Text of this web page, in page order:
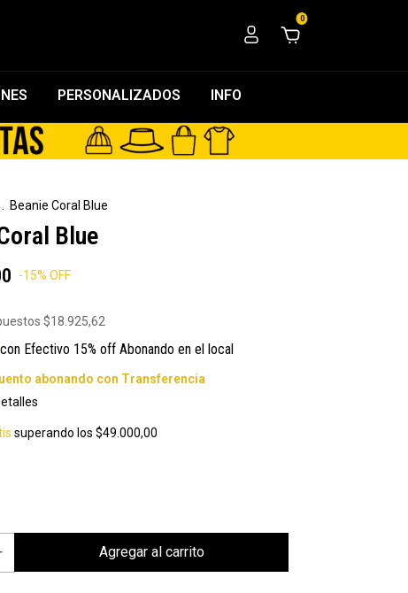
0
PERSONALIZADOS INFO
Beanie Coral Blue
Blue
-15% OFF
$18.925,62
con Efectivo 15% off Abonando en el local
superando los$49.000,00